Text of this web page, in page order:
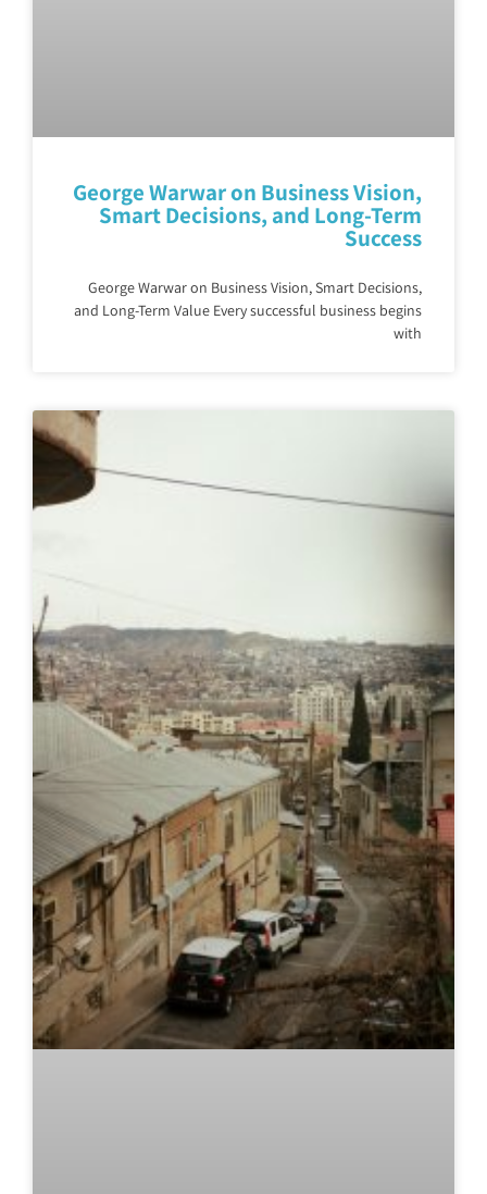
George Warwar on Business Vision,
Smart Decisions, and Long-Term
Success
George Warwar on Business Vision, Smart Decisions,
and Long-Term Value Every successful business begins
with